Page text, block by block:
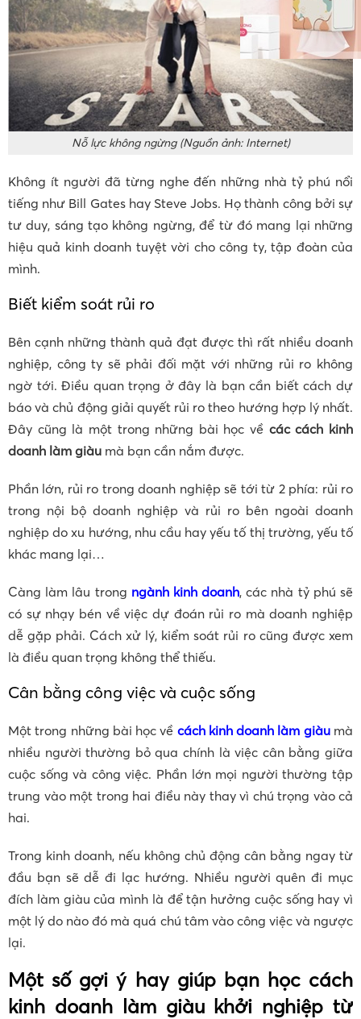
Nỗ lực không ngừng (Nguồn ảnh: Internet)
Không ít người đã từng nghe đến những nhà tỷ phú nổi
tiếng như Bill Gates hay Steve Jobs. Họ thành công bởi sự
tư duy, sáng tạo không ngừng, để từ đó mang lại những
hiệu quả kinh doanh tuyệt vời cho công ty, tập đoàn của
mình.
Biết kiểm soát rủi ro
Bên cạnh những thành quả đạt được thì rất nhiều doanh
nghiệp, công ty sẽ phải đối mặt với những rủi ro không
ngờ tới. Điều quan trọng ở đây là bạn cần biết cách dự
báo và chủ động giải quyết rủi ro theo hướng hợp lý nhất.
Đây cũng là một trong những bài học về các cách kinh
doanh làm giàu mà bạn cần nắm được.
Phần lớn, rủi ro trong doanh nghiệp sẽ tới từ 2 phía: rủi ro
trong nội bộ doanh nghiệp và rủi ro bên ngoài doanh
nghiệp do xu hướng, nhu cầu hay yếu tố thị trường, yếu tố
khác mang lại…
Càng làm lâu trong ngành kinh doanh, các nhà tỷ phú sẽ
có sự nhạy bén về việc dự đoán rủi ro mà doanh nghiệp
dễ gặp phải. Cách xử lý, kiểm soát rủi ro cũng được xem
là điều quan trọng không thể thiếu.
Cân bằng công việc và cuộc sống
Một trong những bài học về cách kinh doanh làm giàumà
nhiều người thường bỏ qua chính là việc cân bằng giữa
cuộc sống và công việc. Phần lớn mọi người thường tập
trung vào một trong hai điều này thay vì chú trọng vào cả
hai.
Trong kinh doanh, nếu không chủ động cân bằng ngay từ
đầu bạn sẽ dễ đi lạc hướng. Nhiều người quên đi mục
đích làm giàu của mình là để tận hưởng cuộc sống hay vì
một lý do nào đó mà quá chú tâm vào công việc và ngược
lại.
Một số gợi ý hay giúp bạn học cách
kinh doanh làm giàu khởi nghiệp từ